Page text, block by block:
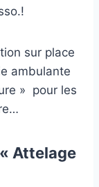
sur place
ambulante
» pour les
Attelage